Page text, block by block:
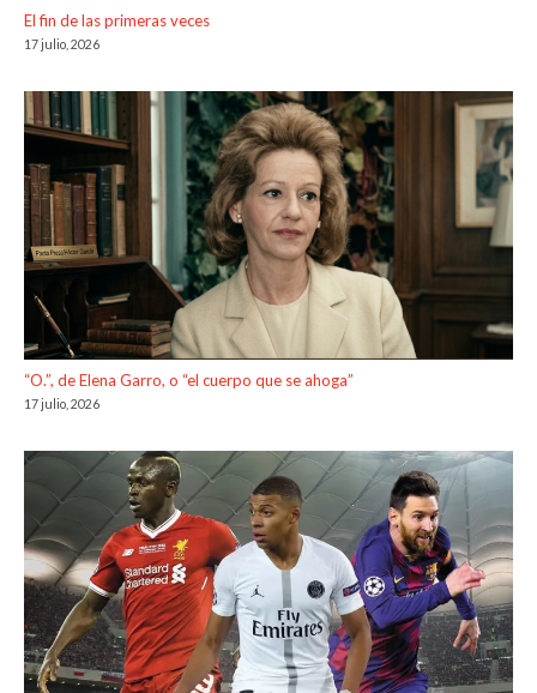
El fin de las primeras veces
17 julio, 2026
“O.”, de Elena Garro, o “el cuerpo que se ahoga”
17 julio, 2026